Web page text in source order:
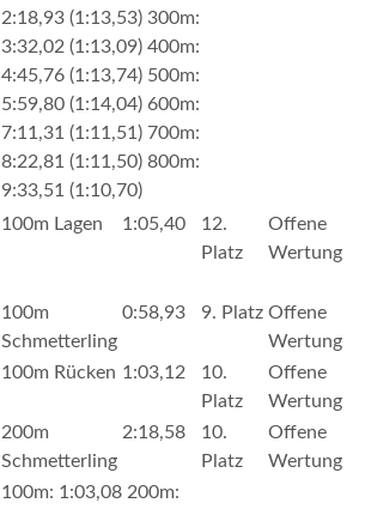
2:18,93 (1:13,53) 300m:
3:32,02 (1:13,09) 400m:
4:45,76 (1:13,74) 500m:
5:59,80 (1:14,04) 600m:
7:11,31 (1:11,51) 700m:
8:22,81 (1:11,50) 800m:
9:33,51 (1:10,70)
100m Lagen 1:05,40
12.
Platz
Offene
Wertung
100m
Schmetterling
0:58,93 9. Platz Offene
Wertung
100m Rücken 1:03,12
10.
Platz
Offene
Wertung
200m
Schmetterling
2:18,58
10.
Platz
Offene
Wertung
100m: 1:03,08 200m: